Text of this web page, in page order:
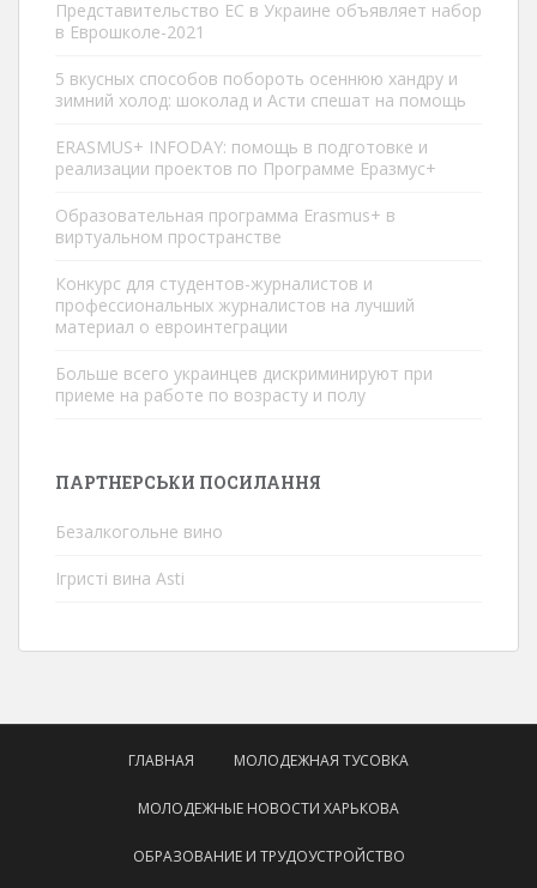
Представительство ЕС в Украине объявляет набор
в Еврошколe-2021
5 вкусных способов побороть осеннюю хандру и
зимний холод: шоколад и Асти спешат на помощь
ERASMUS+ INFODAY: помощь в подготовке и
реализации проектов по Программе Еразмус+
Образовательная программа Erasmus+ в
виртуальном пространстве
Конкурс для студентов-журналистов и
профессиональных журналистов на лучший
материал о евроинтеграции
Больше всего украинцев дискриминируют при
приеме на работе по возрасту и полу
ПАРТНЕРСЬКИ ПОСИЛАННЯ
Безалкогольне вино
Ігристі вина Asti
ГЛАВНАЯ МОЛОДЕЖНАЯ ТУСОВКА
МОЛОДЕЖНЫЕ НОВОСТИ ХАРЬКОВА
ОБРАЗОВАНИЕ И ТРУДОУСТРОЙСТВО